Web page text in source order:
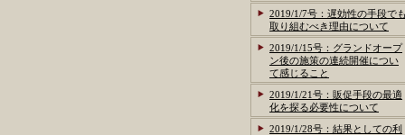
2019/1/7号：遅効性の手段でも
取り組むべき理由について
2019/1/15号：グランドオープ
ン後の施策の連続開催につい
て感じること
2019/1/21号：販促手段の最適
化を探る必要性について
2019/1/28号：結果としての利